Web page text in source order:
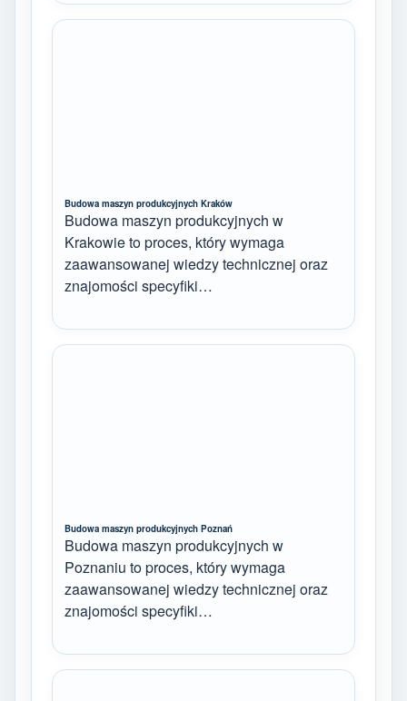
Budowa maszyn produkcyjnych Kraków
Budowa maszyn produkcyjnych w
Krakowie to proces, który wymaga
zaawansowanej wiedzy technicznej oraz
znajomości specyfiki…
Budowa maszyn produkcyjnych Poznań
Budowa maszyn produkcyjnych w
Poznaniu to proces, który wymaga
zaawansowanej wiedzy technicznej oraz
znajomości specyfiki…